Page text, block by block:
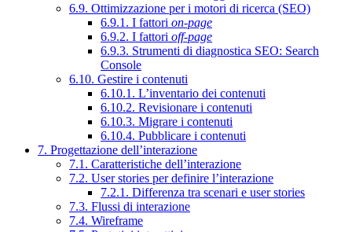
6.9. Ottimizzazione per i motori di ricerca (SEO)
6.9.1. I fattori on-page
6.9.2. I fattori off-page
6.9.3. Strumenti di diagnostica SEO: Search
Console
6.10. Gestire i contenuti
6.10.1. L’inventario dei contenuti
6.10.2. Revisionare i contenuti
6.10.3. Migrare i contenuti
6.10.4. Pubblicare i contenuti
7. Progettazione dell’interazione
7.1. Caratteristiche dell’interazione
7.2. User stories per definire l’interazione
7.2.1. Differenza tra scenari e user stories
7.3. Flussi di interazione
7.4. Wireframe